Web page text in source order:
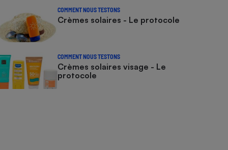
COMMENT NOUS TESTONS
Crèmes solaires - Le protocole
COMMENT NOUS TESTONS
Crèmes solaires visage - Le
protocole